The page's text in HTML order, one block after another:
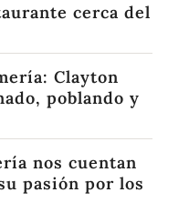
cerca del
Clayton
poblando y
nos cuentan
pasión por los